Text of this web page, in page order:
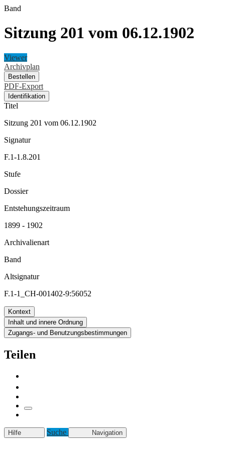
Band
Sitzung 201 vom 06.12.1902
Viewer
Archivplan
Bestellen
PDF-Export
Identifikation
Titel
Sitzung 201 vom 06.12.1902
Signatur
F.1-1.8.201
Stufe
Dossier
Entstehungszeitraum
1899 - 1902
Archivalienart
Band
Altsignatur
F.1-1_CH-001402-9:56052
Kontext
Inhalt und innere Ordnung
Zugangs- und Benutzungsbestimmungen
Teilen
Hilfe Suche Navigation